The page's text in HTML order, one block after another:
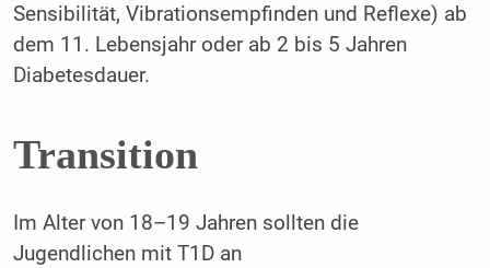
Sensibilität, Vibrationsempfinden und Reflexe) ab
dem 11. Lebensjahr oder ab 2 bis 5 Jahren
Diabetesdauer.
Transition
Im Alter von 18–19 Jahren sollten die
Jugendlichen mit T1D an